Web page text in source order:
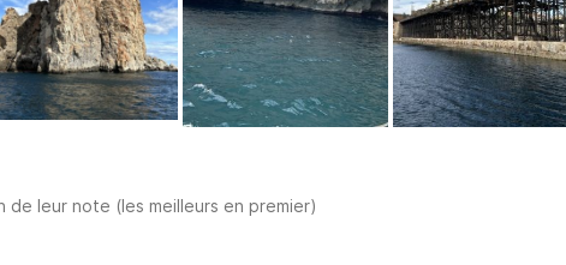
leur note (les meilleurs en premier)